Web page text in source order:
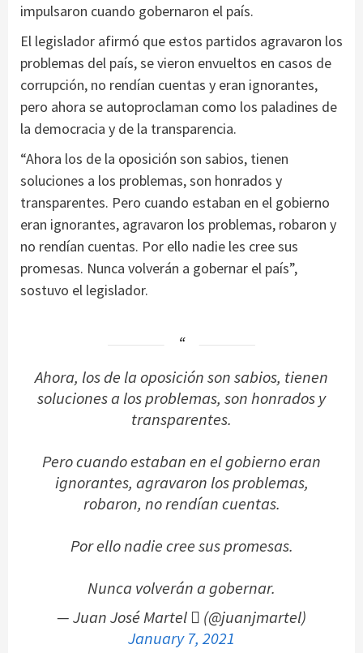
impulsaron cuando gobernaron el país.
El legislador afirmó que estos partidos agravaron los
problemas del país, se vieron envueltos en casos de
corrupción, no rendían cuentas y eran ignorantes,
pero ahora se autoproclaman como los paladines de
la democracia y de la transparencia.
“Ahora los de la oposición son sabios, tienen
soluciones a los problemas, son honrados y
transparentes. Pero cuando estaban en el gobierno
eran ignorantes, agravaron los problemas, robaron y
no rendían cuentas. Por ello nadie les cree sus
promesas. Nunca volverán a gobernar el país”,
sostuvo el legislador.
Ahora, los de la oposición son sabios, tienen
soluciones a los problemas, son honrados y
transparentes.
Pero cuando estaban en el gobierno eran
ignorantes, agravaron los problemas,
robaron, no rendían cuentas.
Por ello nadie cree sus promesas.
Nunca volverán a gobernar.
— Juan José Martel  (@juanjmartel)
January 7, 2021